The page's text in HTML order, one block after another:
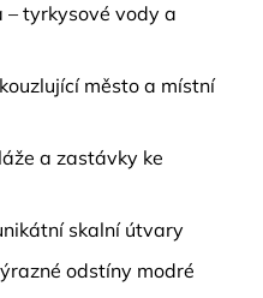
– tyrkysové vody a
město a místní
a zastávky ke
skalní útvary
odstíny modré